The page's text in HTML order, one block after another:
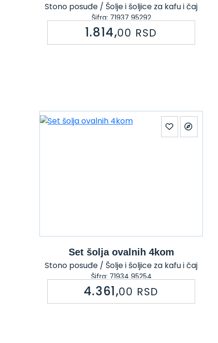
Stono posuđe / Šolje i šoljice za kafu i čaj
Šifra: 71937 95292
1.814,00 RSD
Set šolja ovalnih 4kom
Stono posuđe / Šolje i šoljice za kafu i čaj
Šifra: 71934 95254
4.361,00 RSD